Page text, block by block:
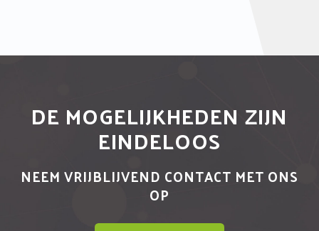
DE MOGELIJKHEDEN ZIJN
EINDELOOS
NEEM VRIJBLIJVEND CONTACT MET ONS
OP